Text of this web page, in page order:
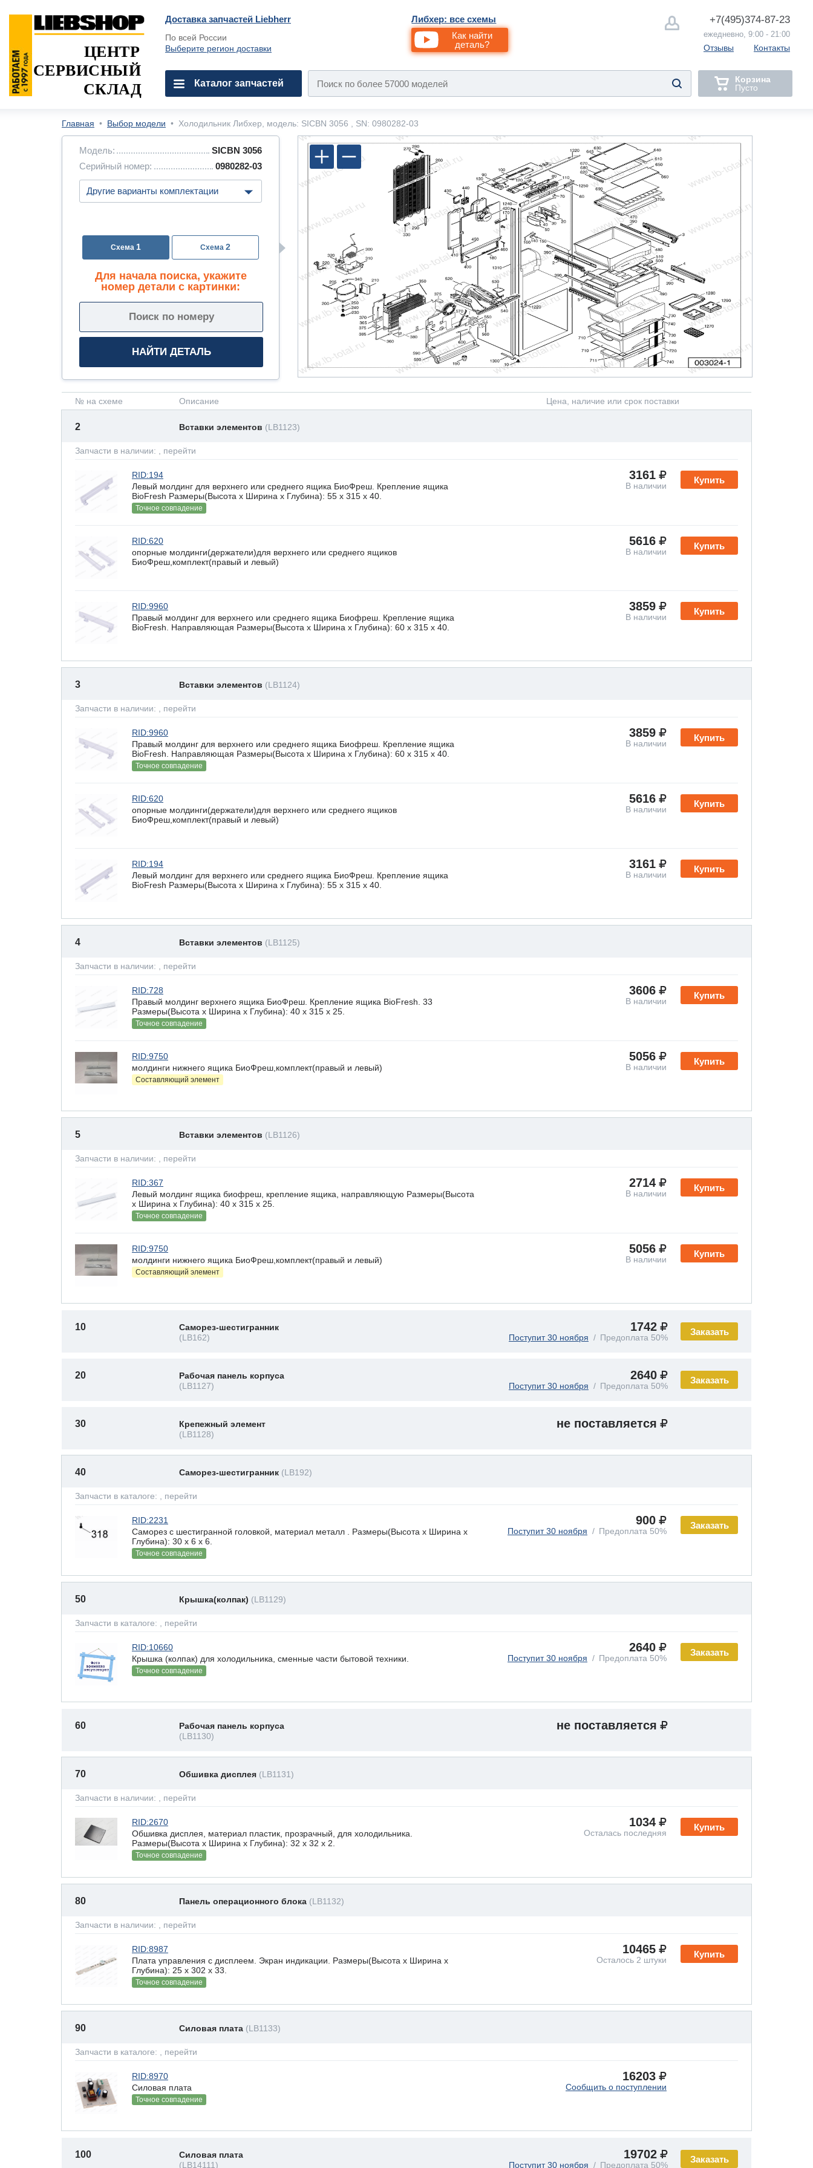
Доставка запчастей Liebherr
По всей России
Выберите регион доставки
Либхер: все схемы
Как найти
деталь?
+7(495)374-87-23
ежедневно, 9:00 - 21:00
Отзывы Контакты
ЦЕНТР
СЕРВИСНЫЙ
СКЛАД
Каталог запчастей
Корзина
Пусто
Главная • Выбор модели • Холодильник Либхер, модель: SICBN 3056 , SN: 0980282-03
Модель:
SICBN 3056
Серийный номер:
0980282-03
1 2
Для начала поиска, укажите
номер детали с картинки:
№ на схеме Описание Цена, наличие или срок поставки
2 Вставки элементов (LB1123)
Запчасти в наличии: , перейти
Купить
RID:194
Левый молдинг для верхнего или среднего ящика БиоФреш. Крепление ящика
BioFresh Размеры(Высота х Ширина х Глубина): 55 x 315 х 40.
Точное совпадение
3161
В наличии
Купить
RID:620
опорные молдинги(держатели)для верхнего или среднего ящиков
БиоФреш,комплект(правый и левый)
5616
В наличии
Купить
RID:9960
Правый молдинг для верхнего или среднего ящика Биофреш. Крепление ящика
BioFresh. Направляющая Размеры(Высота х Ширина х Глубина): 60 x 315 х 40.
3859
В наличии
3 Вставки элементов (LB1124)
Запчасти в наличии: , перейти
Купить
RID:9960
Правый молдинг для верхнего или среднего ящика Биофреш. Крепление ящика
BioFresh. Направляющая Размеры(Высота х Ширина х Глубина): 60 x 315 х 40.
Точное совпадение
3859
В наличии
Купить
RID:620
опорные молдинги(держатели)для верхнего или среднего ящиков
БиоФреш,комплект(правый и левый)
5616
В наличии
Купить
RID:194
Левый молдинг для верхнего или среднего ящика БиоФреш. Крепление ящика
BioFresh Размеры(Высота х Ширина х Глубина): 55 x 315 х 40.
3161
В наличии
4 Вставки элементов (LB1125)
Запчасти в наличии: , перейти
Купить
RID:728
Правый молдинг верхнего ящика БиоФреш. Крепление ящика BioFresh. 33
Размеры(Высота х Ширина х Глубина): 40 x 315 х 25.
Точное совпадение
3606
В наличии
Купить
RID:9750
молдинги нижнего ящика БиоФреш,комплект(правый и левый)
Составляющий элемент
5056
В наличии
5 Вставки элементов (LB1126)
Запчасти в наличии: , перейти
Купить
RID:367
Левый молдинг ящика биофреш, крепление ящика, направляющую Размеры(Высота
х Ширина х Глубина): 40 x 315 х 25.
Точное совпадение
2714
В наличии
Купить
RID:9750
молдинги нижнего ящика БиоФреш,комплект(правый и левый)
Составляющий элемент
5056
В наличии
Заказать
10
Саморез-шестигранник
(LB162)
1742
Поступит 30 ноября Предоплата 50%
Заказать
20
Рабочая панель корпуса
(LB1127)
2640
Поступит 30 ноября Предоплата 50%
30
Крепежный элемент
(LB1128)
не поставляется
40 Саморез-шестигранник (LB192)
Запчасти в каталоге: , перейти
Заказать
RID:2231
Саморез с шестигранной головкой, материал металл . Размеры(Высота х Ширина х
Глубина): 30 x 6 х 6.
Точное совпадение
900
Поступит 30 ноября Предоплата 50%
50 Крышка(колпак) (LB1129)
Запчасти в каталоге: , перейти
Заказать
RID:10660
Крышка (колпак) для холодильника, сменные части бытовой техники.
Точное совпадение
2640
Поступит 30 ноября Предоплата 50%
60
Рабочая панель корпуса
(LB1130)
не поставляется
70 Обшивка дисплея (LB1131)
Запчасти в наличии: , перейти
Купить
RID:2670
Обшивка дисплея, материал пластик, прозрачный, для холодильника.
Размеры(Высота х Ширина х Глубина): 32 x 32 х 2.
Точное совпадение
1034
Осталась последняя
80 Панель операционного блока (LB1132)
Запчасти в наличии: , перейти
Купить
RID:8987
Плата управления с дисплеем. Экран индикации. Размеры(Высота х Ширина х
Глубина): 25 x 302 х 33.
Точное совпадение
10465
Осталось 2 штуки
90 Силовая плата (LB1133)
Запчасти в каталоге: , перейти
RID:8970
Силовая плата
Точное совпадение
16203
Сообщить о поступлении
Заказать
100
Силовая плата
(LB14111)
19702
Поступит 30 ноября Предоплата 50%